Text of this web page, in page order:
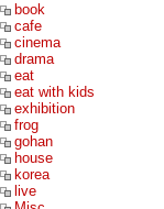
book
cafe
cinema
drama
eat
eat with kids
exhibition
frog
gohan
house
korea
live